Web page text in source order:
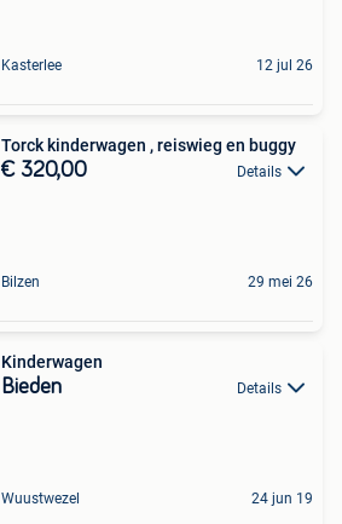
Kasterlee 12 jul 26
Torck kinderwagen , reiswieg en buggy
€ 320,00 Details
Bilzen 29 mei 26
Kinderwagen
Bieden Details
Wuustwezel 24 jun 19